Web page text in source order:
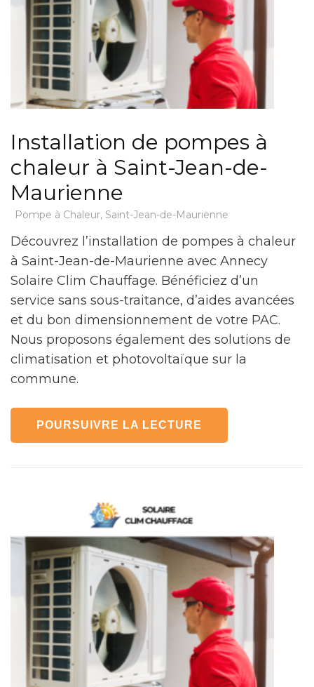
Installation de pompes à
chaleur à Saint-Jean-de-
Maurienne
Pompe à Chaleur, Saint-Jean-de-Maurienne
Découvrez l’installation de pompes à chaleur
à Saint-Jean-de-Maurienne avec Annecy
Solaire Clim Chauffage. Bénéficiez d’un
service sans sous-traitance, d’aides avancées
et du bon dimensionnement de votre PAC.
Nous proposons également des solutions de
climatisation et photovoltaïque sur la
commune.
POURSUIVRE LA LECTURE